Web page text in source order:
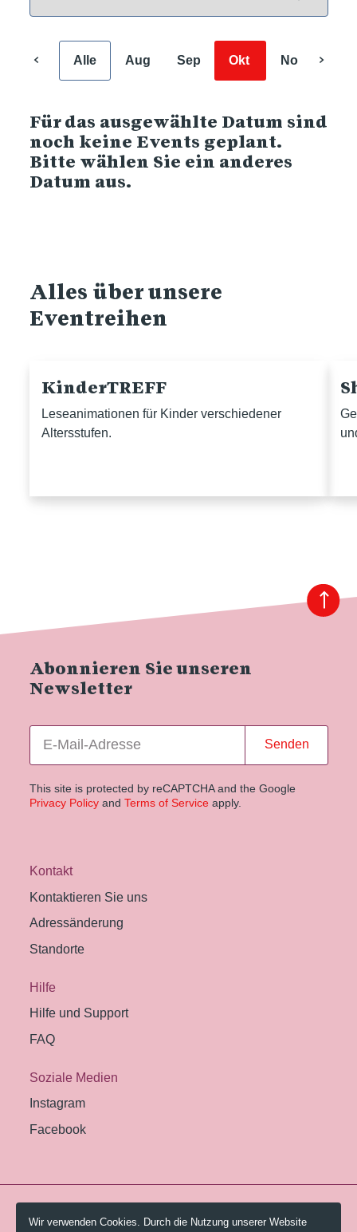
Alle Aug Sep Okt Nov
Für das ausgewählte Datum sind
noch keine Events geplant.
Bitte wählen Sie ein anderes
Datum aus.
Alles über unsere
Eventreihen
KinderTREFF
Leseanimationen für Kinder verschiedener
Altersstufen.
Abonnieren Sie unseren
Newsletter
Senden
This site is protected by reCAPTCHA and the Google
Privacy Policyand Terms of Service apply.
Kontakt
Kontaktieren Sie uns
Adressänderung
Standorte
Hilfe
Hilfe und Support
FAQ
Soziale Medien
Instagram
Facebook
© 2026 Pestalozzi-Bibliothek Zürich.
Wir verwenden Cookies. Durch die Nutzung unserer Website